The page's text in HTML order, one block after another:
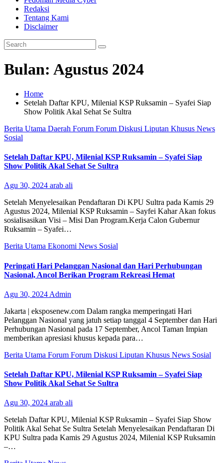
Redaksi
Tentang Kami
Disclaimer
Bulan: Agustus 2024
Home
Setelah Daftar KPU, Milenial KSP Ruksamin – Syafei Siap
Show Politik Akal Sehat Se Sultra
Berita Utama Daerah Forum Forum Diskusi Liputan Khusus News
Sosial
Setelah Daftar KPU, Milenial KSP Ruksamin – Syafei Siap
Show Politik Akal Sehat Se Sultra
Agu 30, 2024 arab ali
Setelah Menyelesaikan Pendaftaran Di KPU Sultra pada Kamis 29
Agustus 2024, Milenial KSP Ruksamin – Sayfei Kahar Akan fokus
sosialisasikan Visi – Misi Dan Program.Kerja Calon Gubernur
Ruksamin – Syafei…
Berita Utama Ekonomi News Sosial
Peringati Hari Pelanggan Nasional dan Hari Perhubungan
Nasional, Ancol Berikan Program Rekreasi Hemat
Agu 30, 2024 Admin
Jakarta | eksposenew.com Dalam rangka memperingati Hari
Pelanggan Nasional yang jatuh setiap tanggal 4 September dan Hari
Perhubungan Nasional pada 17 September, Ancol Taman Impian
memberikan apresiasi khusus kepada para…
Berita Utama Forum Forum Diskusi Liputan Khusus News Sosial
Setelah Daftar KPU, Milenial KSP Ruksamin – Syafei Siap
Show Politik Akal Sehat Se Sultra
Agu 30, 2024 arab ali
Setelah Daftar KPU, Milenial KSP Ruksamin – Syafei Siap Show
Politik Akal Sehat Se Sultra Setelah Menyelesaikan Pendaftaran Di
KPU Sultra pada Kamis 29 Agustus 2024, Milenial KSP Ruksamin
–…